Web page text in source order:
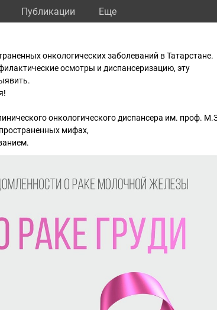
Публикации Eще
онкологических заболеваний в Татарстане.
осмотры и диспансеризацию, эту
онкологического диспансера им. проф.
мифах,